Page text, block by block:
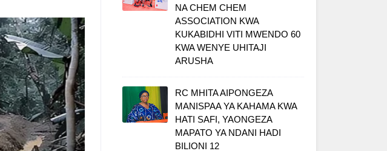
NA CHEM CHEM
ASSOCIATION KWA
KUKABIDHI VITI MWENDO 60
KWA WENYE UHITAJI
ARUSHA
RC MHITA AIPONGEZA
MANISPAA YA KAHAMA KWA
HATI SAFI, YAONGEZA
MAPATO YA NDANI HADI
BILIONI 12